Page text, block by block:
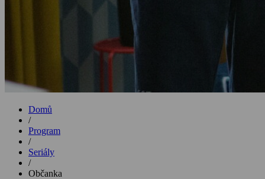
Domů
/
Program
/
Seriály
/
Občanka